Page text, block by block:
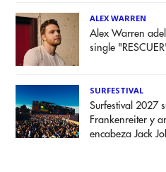
ALEX WARREN
Alex Warren
single
SURFESTIVAL
Surfestival 2027
Frankenreiter y
encabeza Jack